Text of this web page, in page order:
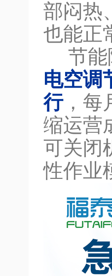
部闷热
也能正
节能
电空调
行，每
缩运营
可关闭
性作业